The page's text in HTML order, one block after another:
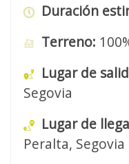
Duración
Terreno:
Lugar de
Segovia
Lugar de
Peralta, Segovia